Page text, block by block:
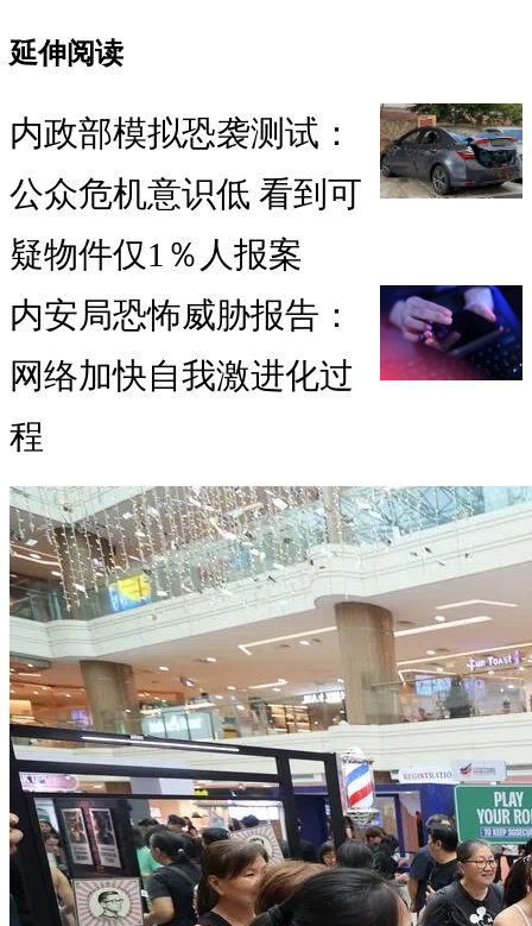
延伸阅读
内政部模拟恐袭测试：
公众危机意识低 看到可
疑物件仅1％人报案
内安局恐怖威胁报告：
网络加快自我激进化过
程